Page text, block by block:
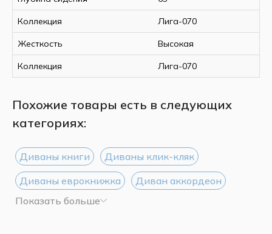
Коллекция Лига-070
Жесткость Высокая
Коллекция Лига-070
Похожие товары есть в следующих
категориях:
Диваны книги
Диваны клик-кляк
Диваны еврокнижка
Диван аккордеон
Диваны Дельфин
Показать больше